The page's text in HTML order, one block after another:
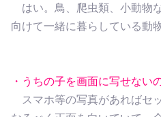
はい。鳥、爬虫類、小動物
向けて一緒に暮らしている動
・うちの子を画面に写せない
スマホ等の写真があればセ